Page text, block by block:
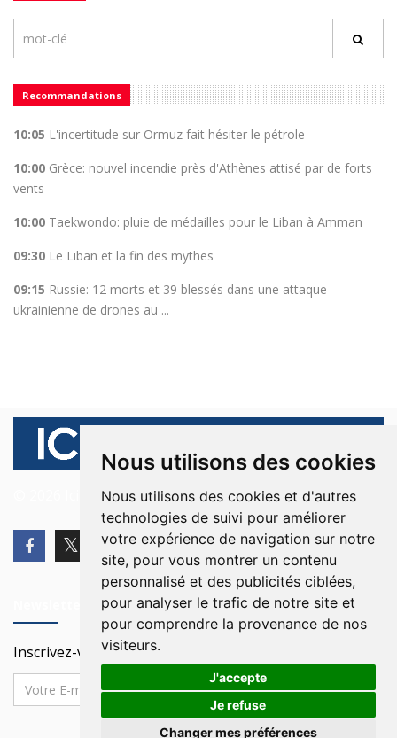
Nous utilisons des cookies
Nous utilisons des cookies et d'autres
technologies de suivi pour améliorer
votre expérience de navigation sur notre
site, pour vous montrer un contenu
personnalisé et des publicités ciblées,
pour analyser le trafic de notre site et
pour comprendre la provenance de nos
visiteurs.
J'accepte
Je refuse
Changer mes préférences
Recommandations
10:05 L'incertitude sur Ormuz fait hésiter le pétrole
10:00 Grèce: nouvel incendie près d'Athènes attisé par de forts
vents
10:00 Taekwondo: pluie de médailles pour le Liban à Amman
09:30 Le Liban et la fin des mythes
09:15 Russie: 12 morts et 39 blessés dans une attaque
ukrainienne de drones au ...
© 2026 Ici Beyrouth. Tous les droits sont réservés.
Inscrivez-vous à notre Newsletter